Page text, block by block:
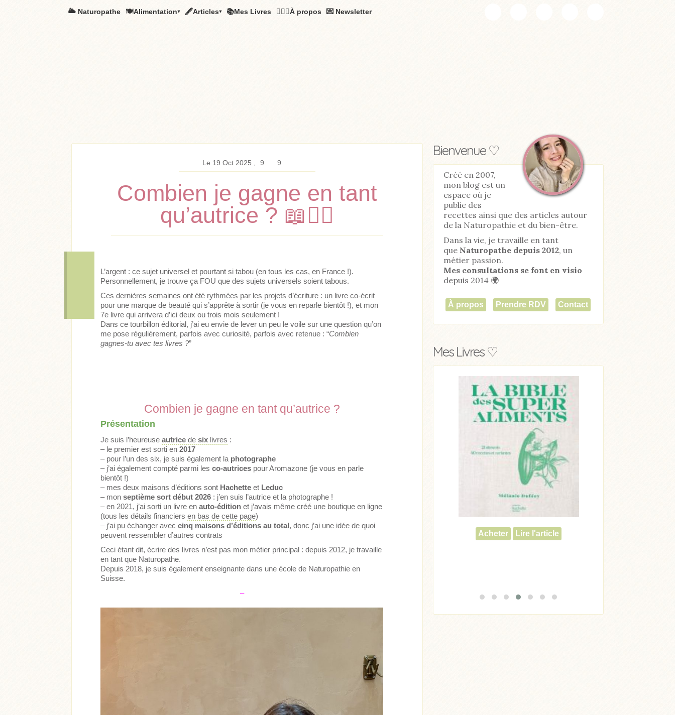
🌥️ Naturopathe 🍽Alimentation▾ 🖋Articles▾ 📚Mes Livres 🧚🏻‍♂️À propos 💌 Newsletter
Le 19 Oct 2025 9 9
Combien je gagne en tant
qu’autrice ? 📖✍🏼
L’argent : ce sujet universel et pourtant si tabou (en tous les cas, en France !).
Personnellement, je trouve ça FOU que des sujets universels soient tabous.
Ces dernières semaines ont été rythmées par les projets d’écriture : un livre co-écrit
pour une marque de beauté qui s’apprête à sortir (je vous en reparle bientôt !), et mon
7e livre qui arrivera d’ici deux ou trois mois seulement !
Dans ce tourbillon éditorial, j’ai eu envie de lever un peu le voile sur une question qu’on
me pose régulièrement, parfois avec curiosité, parfois avec retenue : “Combien
gagnes-tu avec tes livres ?”
Combien je gagne en tant qu’autrice ?
Présentation
Je suis l’heureuseautrice desix livres :
– le premier est sorti en2017
– pour l’un des six, je suis également la photographe
– j’ai également compté parmi lesco-autrices pour Aromazone (je vous en parle
bientôt !)
– mes deux maisons d’éditions sont Hachette et Leduc
– monseptième sort début 2026 : j’en suis l’autrice et la photographe !
– en 2021, j’ai sorti un livre enauto-édition et j’avais même créé une boutique en ligne
(tous les détails financiersen bas de cette page)
– j’ai pu échanger aveccinq maisons d’éditions au total, donc j’ai une idée de quoi
peuvent ressembler d’autres contrats
Ceci étant dit, écrire des livres n’est pas mon métier principal : depuis 2012, je travaille
en tant que Naturopathe.
Depuis 2018, je suis également enseignante dans une école de Naturopathie en
Suisse.
–
Bienvenue ♡
Créé en 2007,
mon blog est un
espace où je
publie des
recettes ainsi que des articles autour
de la Naturopathie et du bien-être.
Dans la vie, je travaille en tant
que Naturopathe depuis 2012, un
métier passion.
Mes consultations se font en visio
depuis 2014 🌍
À propos Prendre RDV Contact
Mes Livres ♡
Acheter Lire l'article
Acheter Lire l'article